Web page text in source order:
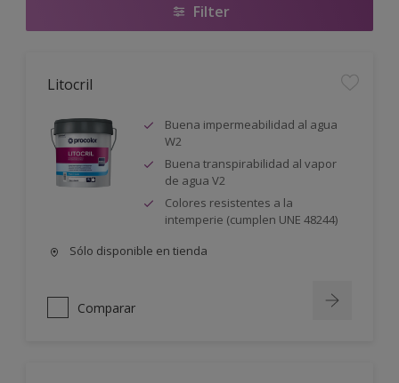
Filter
Litocril
Buena impermeabilidad al agua
W2
Buena transpirabilidad al vapor
de agua V2
Colores resistentes a la
intemperie (cumplen UNE 48244)
Sólo disponible en tienda
Comparar